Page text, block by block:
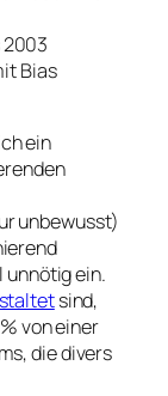
Bias
ein
unbewusst)
unnötig ein.
sind,
von einer
die divers